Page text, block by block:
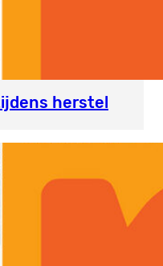
herstel